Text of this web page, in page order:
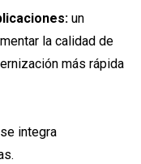
un
la calidad de
más rápida
integra